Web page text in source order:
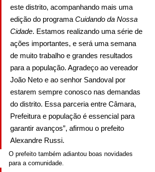
este distrito, acompanhando mais uma
edição do programa Cuidando da Nossa
Cidade. Estamos realizando uma série de
ações importantes, e será uma semana
de muito trabalho e grandes resultados
para a população. Agradeço ao vereador
João Neto e ao senhor Sandoval por
estarem sempre conosco nas demandas
do distrito. Essa parceria entre Câmara,
Prefeitura e população é essencial para
garantir avanços”, afirmou o prefeito
Alexandre Russi.
O prefeito também adiantou boas novidades
para a comunidade.